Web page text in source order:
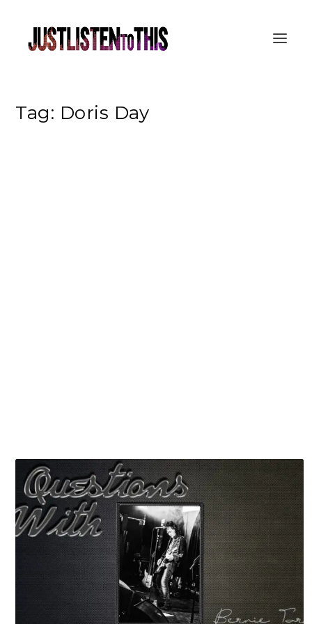
Tag: Doris Day